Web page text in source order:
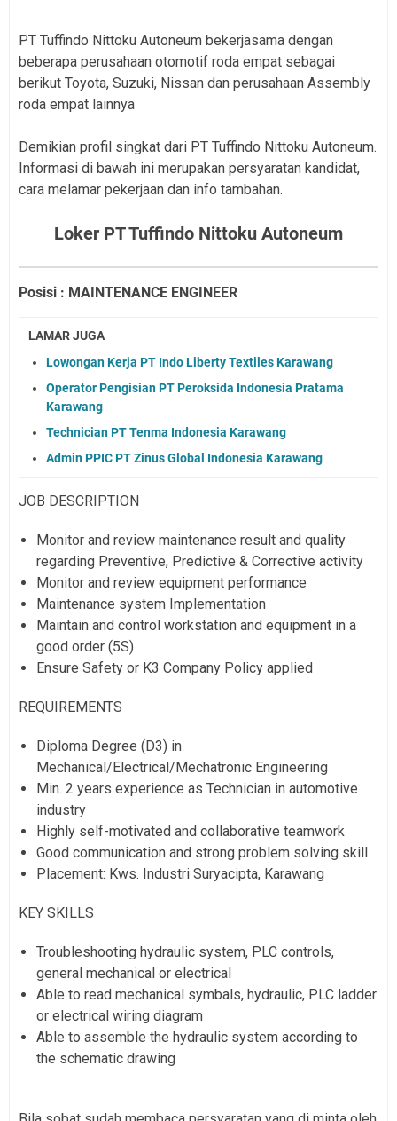
PT Tuffindo Nittoku Autoneum bekerjasama dengan
beberapa perusahaan otomotif roda empat sebagai
berikut Toyota, Suzuki, Nissan dan perusahaan Assembly
roda empat lainnya
Demikian profil singkat dari PT Tuffindo Nittoku Autoneum.
Informasi di bawah ini merupakan persyaratan kandidat,
cara melamar pekerjaan dan info tambahan.
Loker PT Tuffindo Nittoku Autoneum
Posisi : MAINTENANCE ENGINEER
LAMAR JUGA
Lowongan Kerja PT Indo Liberty Textiles Karawang
Operator Pengisian PT Peroksida Indonesia Pratama
Karawang
Technician PT Tenma Indonesia Karawang
Admin PPIC PT Zinus Global Indonesia Karawang
JOB DESCRIPTION
Monitor and review maintenance result and quality
regarding Preventive, Predictive & Corrective activity
Monitor and review equipment performance
Maintenance system Implementation
Maintain and control workstation and equipment in a
good order (5S)
Ensure Safety or K3 Company Policy applied
REQUIREMENTS
Diploma Degree (D3) in
Mechanical/Electrical/Mechatronic Engineering
Min. 2 years experience as Technician in automotive
industry
Highly self-motivated and collaborative teamwork
Good communication and strong problem solving skill
Placement: Kws. Industri Suryacipta, Karawang
KEY SKILLS
Troubleshooting hydraulic system, PLC controls,
general mechanical or electrical
Able to read mechanical symbals, hydraulic, PLC ladder
or electrical wiring diagram
Able to assemble the hydraulic system according to
the schematic drawing